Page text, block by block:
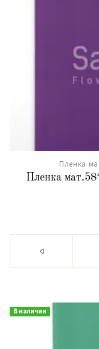
Пленка
Пленка
В наличии